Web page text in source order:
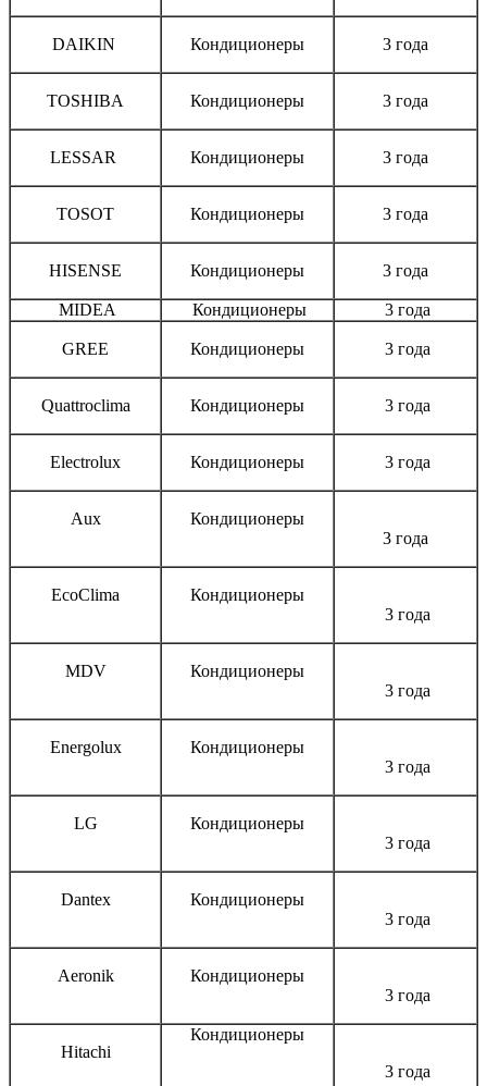
DAIKIN Кондиционеры 3 года
TOSHIBA Кондиционеры 3 года
LESSAR Кондиционеры 3 года
TOSOT Кондиционеры 3 года
HISENSE Кондиционеры 3 года
MIDEA Кондиционеры 3 года
GREE Кондиционеры 3 года
Quattroclima Кондиционеры 3 года
Electrolux Кондиционеры 3 года
Aux
Кондиционеры
3 года
EcoClima
Кондиционеры
3 года
MDV
Кондиционеры
3 года
Energolux
Кондиционеры
3 года
LG
Кондиционеры
3 года
Dantex
Кондиционеры
3 года
Aeronik
Кондиционеры
3 года
Hitachi
Кондиционеры
3 года